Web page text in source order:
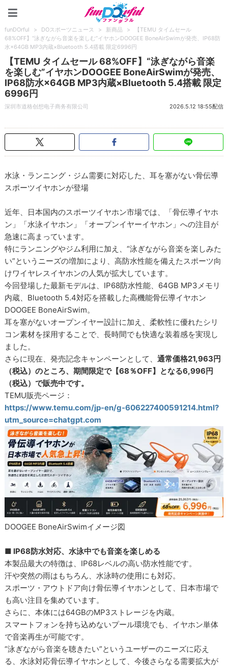
funDOrful > DOスポーツニュース > 新商品 >
【TEMU タイムセール
68%OFF】“泳ぎながら音楽を楽しむ”イヤホンDOOGEE BoneAirSwimが発売、IP68防
水×64GB MP3内蔵×Bluetooth 5.4搭載 限定6996円
【TEMU タイムセール 68%OFF】“泳ぎながら音楽
を楽しむ”イヤホンDOOGEE BoneAirSwimが発売、
IP68防水×64GB MP3内蔵×Bluetooth 5.4搭載 限定
6996円
深圳市道格创想电子商务有限公司 2026.5.12 18:55配信
水泳・ランニング・ジム需要に対応した、耳を塞がない骨伝導
スポーツイヤホンが登場
近年、日本国内のスポーツイヤホン市場では、「骨伝導イヤホ
ン」「水泳イヤホン」「オープンイヤーイヤホン」への注目が
急速に高まっています。
特にランニングやジム利用に加え、“泳ぎながら音楽を楽しみた
い”というニーズの増加により、高防水性能を備えたスポーツ向
けワイヤレスイヤホンの人気が拡大しています。
今回登場した最新モデルは、IP68防水性能、64GB MP3メモリ
内蔵、Bluetooth 5.4対応を搭載した高機能骨伝導イヤホン
DOOGEE BoneAirSwim。
耳を塞がないオープンイヤー設計に加え、柔軟性に優れたシリ
コン素材を採用することで、長時間でも快適な装着感を実現し
ました。
さらに現在、発売記念キャンペーンとして、通常価格21,963円
（税込）のところ、期間限定で【68％OFF】となる6,996円
（税込）で販売中です。
TEMU販売ページ：
https://www.temu.com/jp-en/g-606227400591214.html?
utm_source=chatgpt.com
DOOGEE BoneAirSwimイメージ図
■ IP68防水対応、水泳中でも音楽を楽しめる
本製品最大の特徴は、IP68レベルの高い防水性能です。
汗や突然の雨はもちろん、水泳時の使用にも対応。
スポーツ・アウトドア向け骨伝導イヤホンとして、日本市場で
も高い注目を集めています。
さらに、本体には64GBのMP3ストレージを内蔵。
スマートフォンを持ち込めないプール環境でも、イヤホン単体
で音楽再生が可能です。
“泳ぎながら音楽を聴きたい”というユーザーのニーズに応え
る、水泳対応骨伝導イヤホンとして、今後さらなる需要拡大が